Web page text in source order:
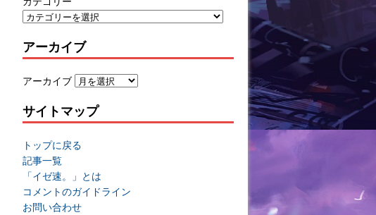
アーカイブ
アーカイブ
サイトマップ
トップに戻る
記事一覧
「イゼ速。」とは
コメントのガイドライン
お問い合わせ